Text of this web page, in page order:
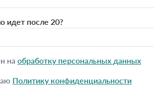
идет после 20?
на обработку персональных данных
Политику конфиденциальности